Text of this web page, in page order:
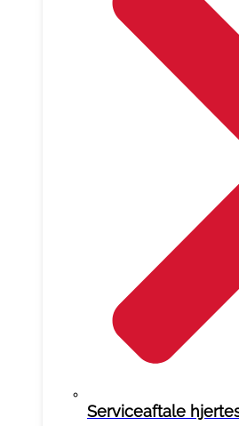
Serviceaftale